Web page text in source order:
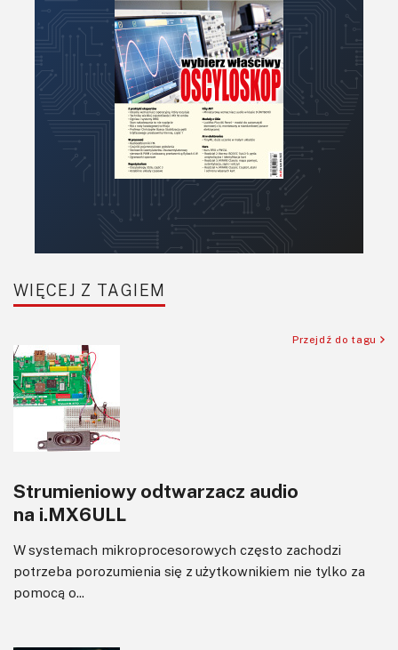
PCB/Montaż
Podstawy elektroniki
Podzespoły bierne
Półprzewodniki
Pomiary i testy
Projektowanie
Sensory
Software
Sterowanie
Transformatory
Tranzystory
Wzmacniacze
Zasilanie
WIĘCEJ Z TAGIEM
Przejdź do tagu
Strumieniowy odtwarzacz audio
na i.MX6ULL
W systemach mikroprocesorowych często zachodzi
potrzeba porozumienia się z użytkownikiem nie tylko za
pomocą o...